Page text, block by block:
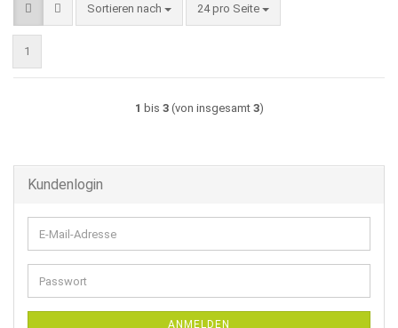
Sortieren nach
Sortieren nach 24 pro Seite
pro Seite
1
1 bis 3(von insgesamt 3)
Kundenlogin
E-
Mail-
Adresse
Passwort
ANMELDEN